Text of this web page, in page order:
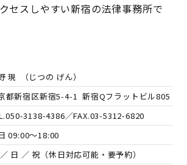
セスしやすい新宿の法律事務所で
現 （じつの げん）
都新宿区新宿5-4-1 新宿Qフラットビル805
050-3138-4386／FAX.03-5312-6820
09:00～18:00
日 ／ 祝（休日対応可能・要予約）